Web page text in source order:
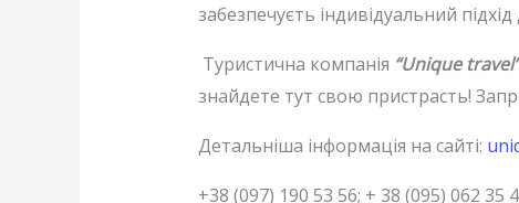
забезпечуєть індивідуальний
Туристична компанія “Unique travel”
знайдете тут свою пристрасть!
Детальніша інформація на сайті:
+38 (097) 190 53 56; + 38 (095) 062 35